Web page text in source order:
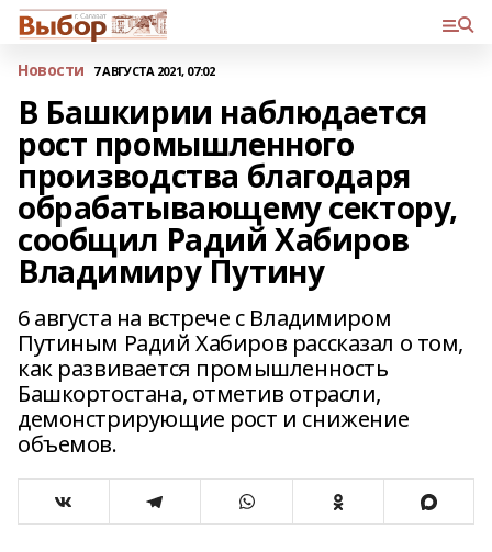
Новости 7 АВГУСТА 2021, 07:02
В Башкирии наблюдается
рост промышленного
производства благодаря
обрабатывающему сектору,
сообщил Радий Хабиров
Владимиру Путину
6 августа на встрече с Владимиром
Путиным Радий Хабиров рассказал о том,
как развивается промышленность
Башкортостана, отметив отрасли,
демонстрирующие рост и снижение
объемов.